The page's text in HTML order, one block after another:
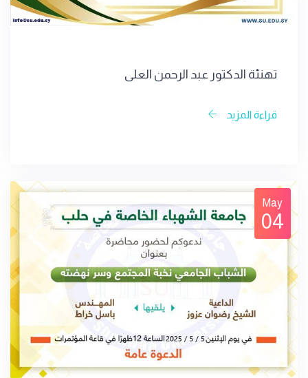
تهنئة الدكتور عبد الرحمن العلي
قراءة المزيد
May
04